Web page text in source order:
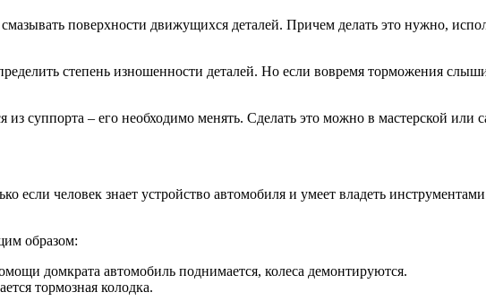
поверхности движущихся деталей. Причем делать это нужно,
степень изношенности деталей. Но если вовремя торможения
из суппорта – его необходимо менять. Сделать это можно в мастерской или
если человек знает устройство автомобиля и умеет владеть
образом:
домкрата автомобиль поднимается, колеса демонтируются.
тормозная колодка.